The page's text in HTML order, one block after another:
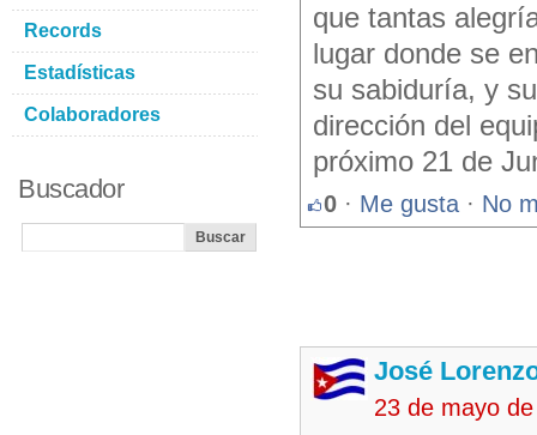
que tantas
lugar donde se
su sabiduría, y
dirección del
próximo 21 de
0 · Me gusta · No
José
23 de mayo
Records
Estadísticas
Colaboradores
Buscador